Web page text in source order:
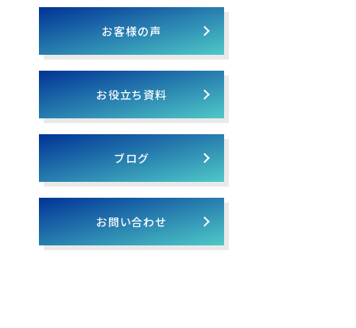
お客様の声
お役立ち資料
ブログ
お問い合わせ